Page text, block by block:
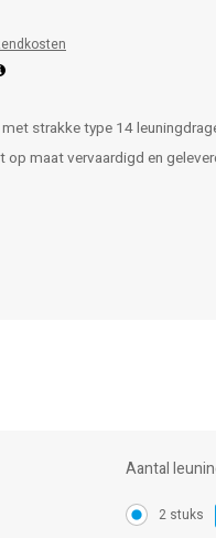
strakke type 14
maat vervaardigd en
Aantal
2 stuks